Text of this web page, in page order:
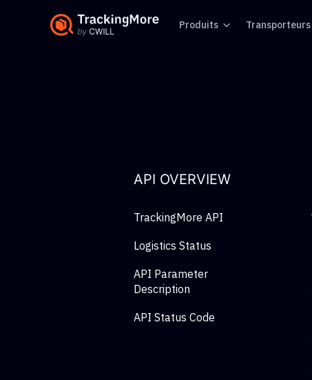
Produits Transporteurs
API OVERVIEW
TrackingMore API
Logistics Status
API Parameter
Description
API Status Code